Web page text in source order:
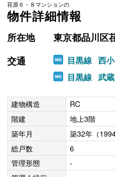
荏原６・８マンションの
物件詳細情報
所在地
東京都品川区
交通
目黒線 西
目黒線 武
建物構造
RC
階建
地上3階
築年月
築32年（
総戸数
6
管理形態
-